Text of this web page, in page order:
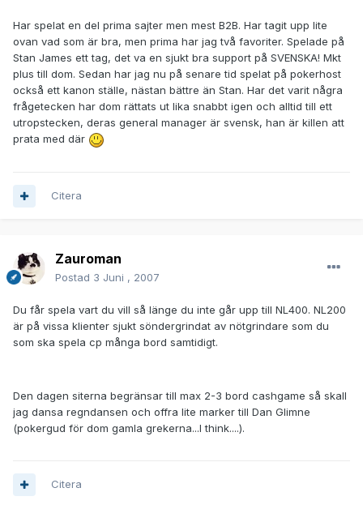
Har spelat en del prima sajter men mest B2B. Har tagit upp lite
ovan vad som är bra, men prima har jag två favoriter. Spelade på
Stan James ett tag, det va en sjukt bra support på SVENSKA! Mkt
plus till dom. Sedan har jag nu på senare tid spelat på pokerhost
också ett kanon ställe, nästan bättre än Stan. Har det varit några
frågetecken har dom rättats ut lika snabbt igen och alltid till ett
utropstecken, deras general manager är svensk, han är killen att
prata med där
Citera
Zauroman
Postad 3 Juni , 2007
Du får spela vart du vill så länge du inte går upp till NL400. NL200
är på vissa klienter sjukt söndergrindat av nötgrindare som du
som ska spela cp många bord samtidigt.
Den dagen siterna begränsar till max 2-3 bord cashgame så skall
jag dansa regndansen och offra lite marker till Dan Glimne
(pokergud för dom gamla grekerna...I think....).
Citera